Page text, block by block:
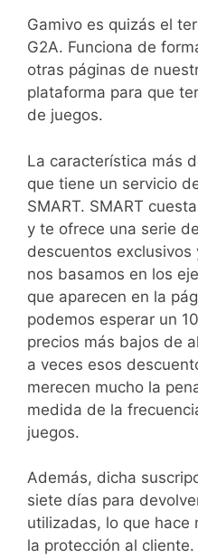
Gamivo es quizás el
G2A. Funciona de
otras páginas de
plataforma para que
de juegos.
La característica más
que tiene un servicio
SMART. SMART
y te ofrece una serie
descuentos
nos basamos en los
que aparecen en la
podemos esperar un
precios más bajos de
a veces esos
merecen mucho la
medida de la
juegos.
Además, dicha
siete días para
utilizadas, lo que hace
la protección al cliente.